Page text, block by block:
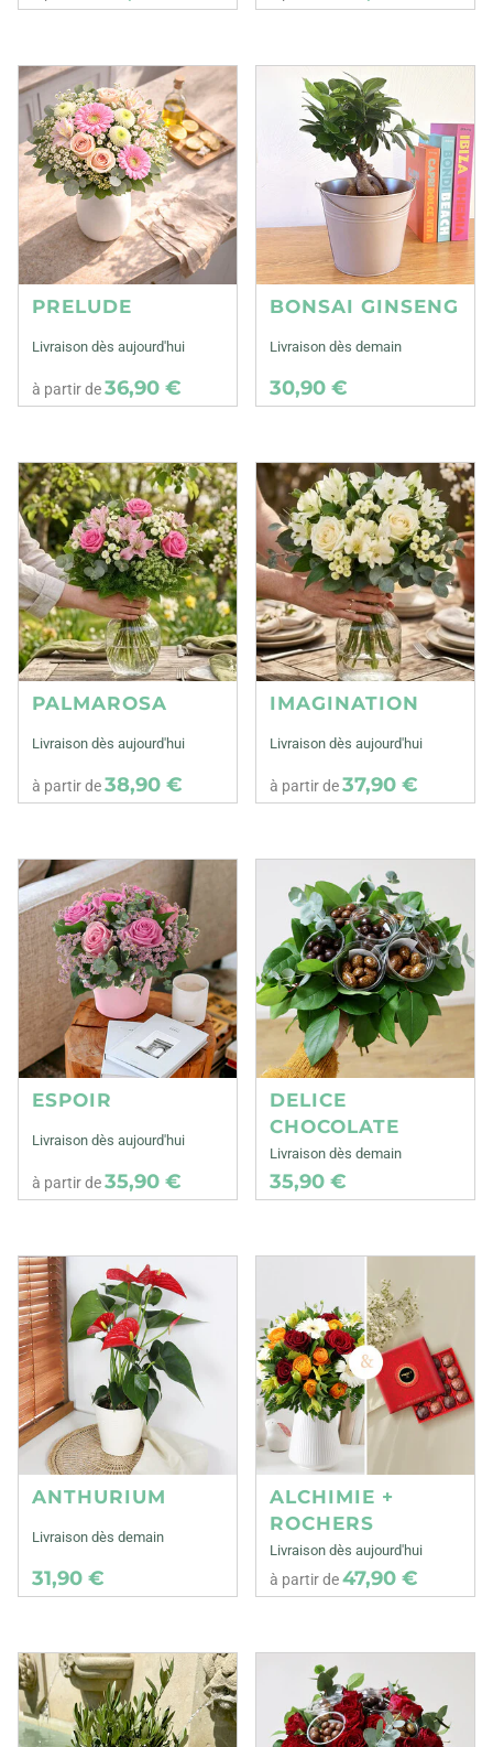
PRELUDE
Livraison dès aujourd'hui
à partir de36,90 €
BONSAI GINSENG
Livraison dès demain
30,90 €
PALMAROSA
Livraison dès aujourd'hui
à partir de38,90 €
IMAGINATION
Livraison dès aujourd'hui
à partir de37,90 €
ESPOIR
Livraison dès aujourd'hui
à partir de35,90 €
DELICE
CHOCOLATE
Livraison dès demain
35,90 €
ANTHURIUM
Livraison dès demain
31,90 €
ALCHIMIE +
ROCHERS
Livraison dès aujourd'hui
à partir de47,90 €